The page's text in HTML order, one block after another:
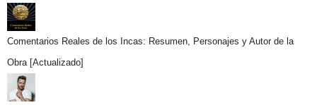
Comentarios Reales de los Incas: Resumen, Personajes y Autor de la
Obra [Actualizado]